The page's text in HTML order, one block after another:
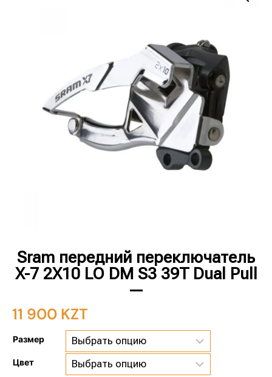
Sram передний переключатель
X-7 2X10 LO DM S3 39T Dual Pull
—
11 900 KZT
Размер
Цвет